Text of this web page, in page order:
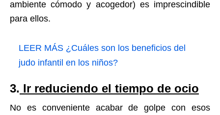
ambiente cómodo y acogedor) es imprescindible
para ellos.
LEER MÁS ¿Cuáles son los beneficios del
judo infantil en los niños?
3. Ir reduciendo el tiempo de ocio
No es conveniente acabar de golpe con esos